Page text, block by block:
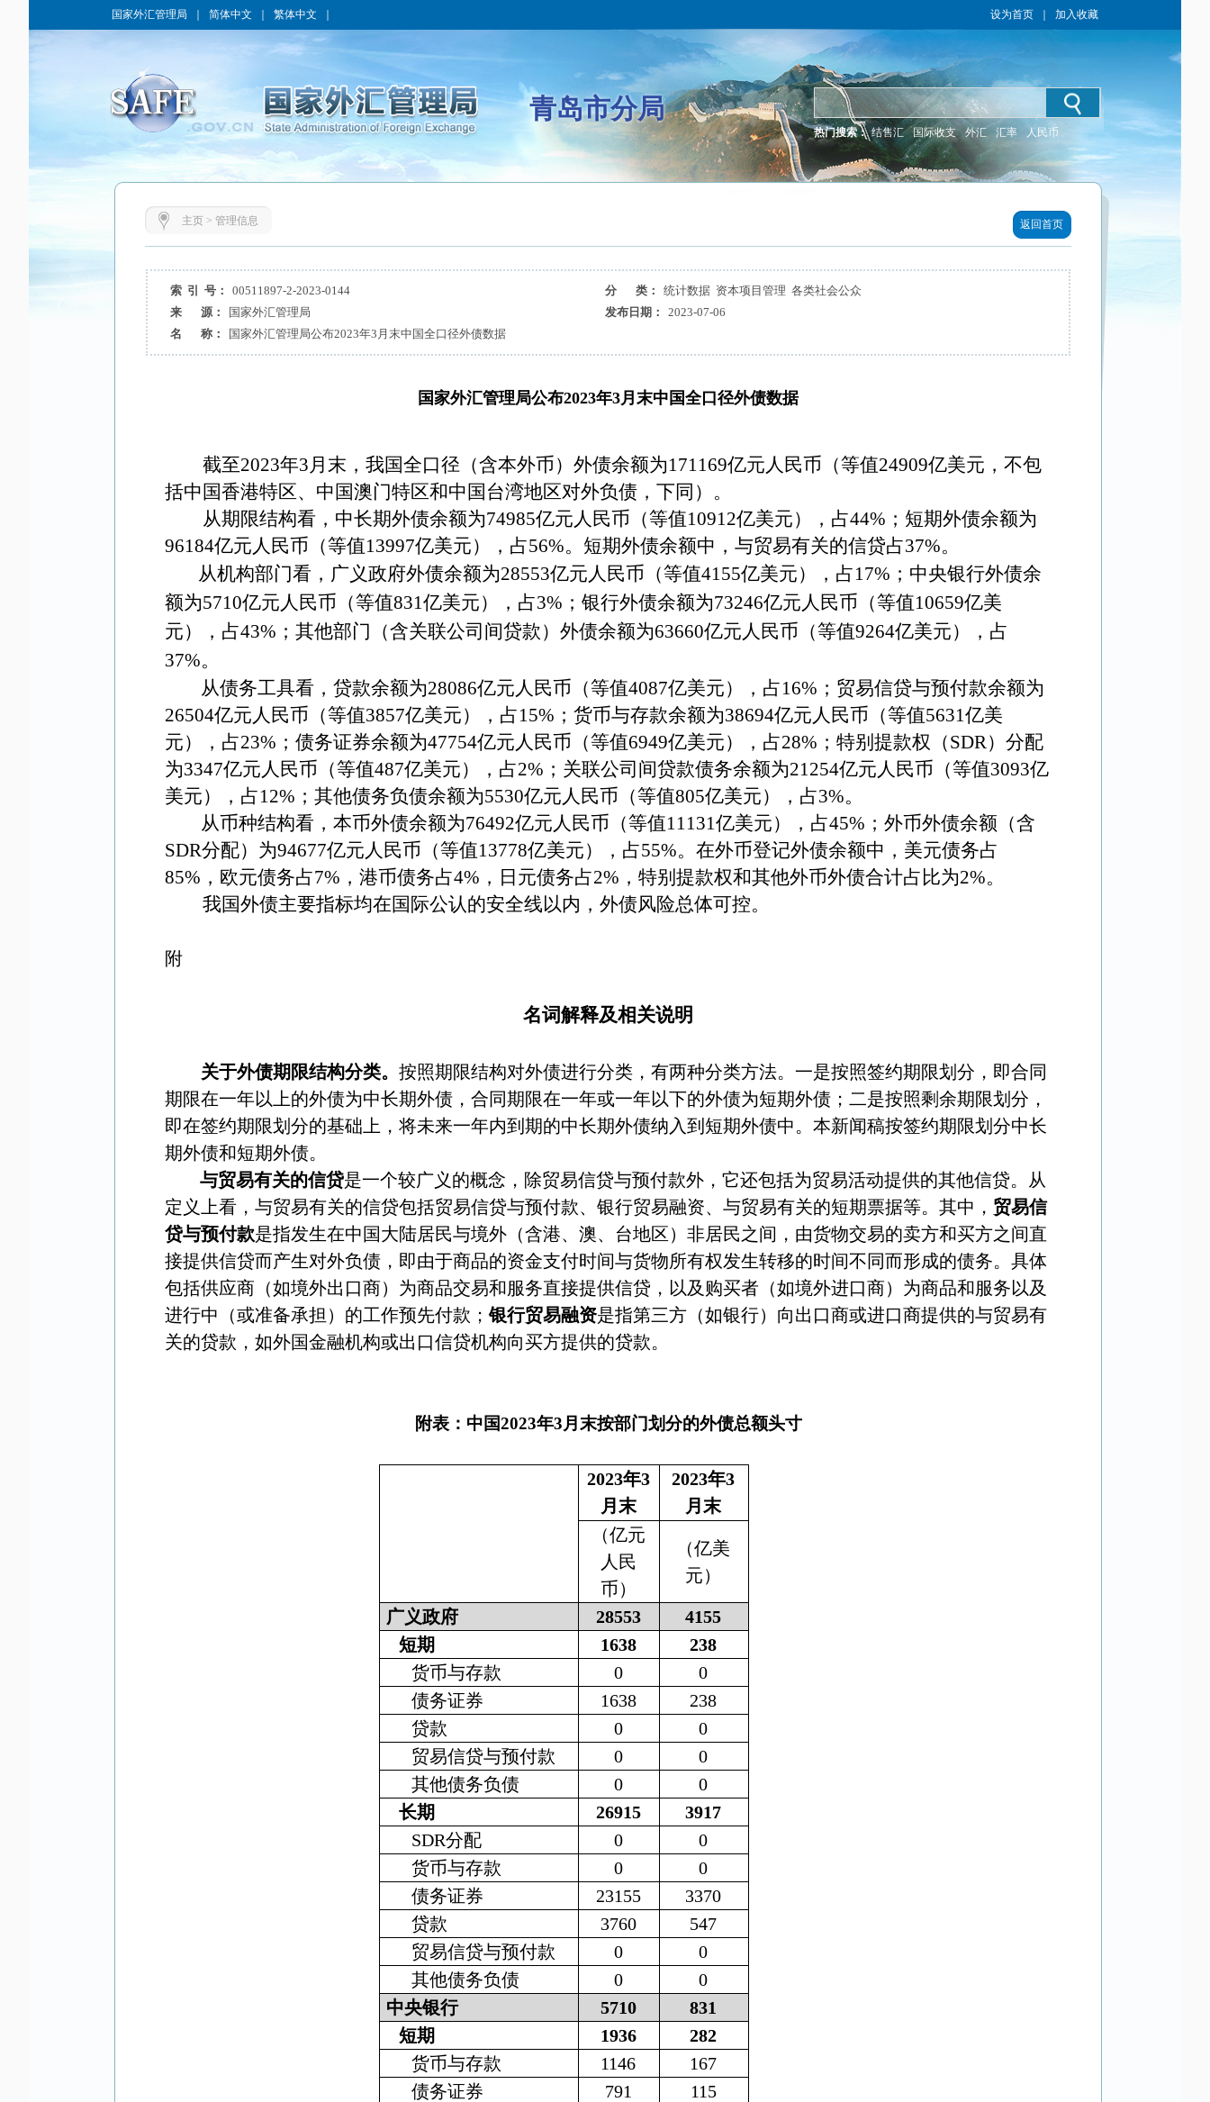
国家外汇管理局 简体中文 繁体中文 设为首页 加入收藏
青岛市分局
热门搜索： 结售汇 国际收支 外汇 汇率 人民币
主页> 管理信息 返回首页
索 引 号： 00511897-2-2023-0144 分 类：
统计数据 资本项目管理 各类社会公众
来 源：
国家外汇管理局 发布日期：
2023-07-06
名 称：
国家外汇管理局公布2023年3月末中国全口径外债数据
国家外汇管理局公布2023年3月末中国全口径外债数据
截至2023年3月末，我国全口径（含本外币）外债余额为171169亿元人民币（等值24909亿美元，不包
括中国香港特区、中国澳门特区和中国台湾地区对外负债，下同）。
从期限结构看，中长期外债余额为74985亿元人民币（等值10912亿美元），占44% ；短期外债余额为
96184亿元人民币（等值13997亿美元），占56%。短期外债余额中，与贸易有关的信贷占37%。
从机构部门看，广义政府外债余额为28553亿元人民币（等值4155亿美元），占17% ；中央银行外债余
额为5710亿元人民币（等值831亿美元），占3% ；银行外债余额为73246亿元人民币（等值10659亿美
元），占43% ；其他部门（含关联公司间贷款）外债余额为63660亿元人民币（等值9264亿美元），占
37%。
从债务工具看，贷款余额为28086亿元人民币（等值4087亿美元），占16% ； 贸易信贷与预付款余额为
26504亿元人民币（等值3857亿美元），占15% ； 货币与存款余额为38694亿元人民币（等值5631亿美
元），占23% ；债务证券余额为47754亿元人民币（等值6949亿美元），占28% ； 特别提款权（SDR）分配
为3347亿元人民币（等值487亿美元），占2% ；关联公司间贷款债务余额为21254亿元人民币（等值3093亿
美元），占12% ；其他债务负债余额为5530亿元人民币（等值805亿美元），占3%。
从币种结构看，本币外债余额为76492亿元人民币（等值11131亿美元），占45% ；外币外债余额（含
SDR分配）为94677亿元人民币（等值13778亿美元），占55%。在外币登记外债余额中，美元债务占
85% ，欧元债务占7% ，港币债务占4% ，日元债务占2% ，特别提款权和其他外币外债合计占比为2%。
我国外债主要指标均在国际公认的安全线以内，外债风险总体可控。
附
名词解释及相关说明
关于外债期限结构分类。 按照期限结构对外债进行分类，有两种分类方法。一是按照签约期限划分，即合同
期限在一年以上的外债为中长期外债，合同期限在一年或一年以下的外债为短期外债；二是按照剩余期限划分，
即在签约期限划分的基础上，将未来一年内到期的中长期外债纳入到短期外债中。本新闻稿按签约期限划分中长
期外债和短期外债。
与贸易有关的信贷是一个较广义的概念，除贸易信贷与预付款外，它还包括为贸易活动提供的其他信贷。从
定义上看，与贸易有关的信贷包括贸易信贷与预付款、银行贸易融资、与贸易有关的短期票据等。其中， 贸易信
贷与预付款是指发生在中国大陆居民与境外（含港、澳、台地区）非居民之间，由货物交易的卖方和买方之间直
接提供信贷而产生对外负债，即由于商品的资金支付时间与货物所有权发生转移的时间不同而形成的债务。具体
包括供应商（如境外出口商）为商品交易和服务直接提供信贷，以及购买者（如境外进口商）为商品和服务以及
进行中（或准备承担）的工作预先付款；银行贸易融资是指第三方（如银行）向出口商或进口商提供的与贸易有
关的贷款，如外国金融机构或出口信贷机构向买方提供的贷款。
附表：中国2023年3月末按部门划分的外债总额头寸
2023年3
月末
2023年3
月末
（亿元
人民
币）
（亿美
元）
广义政府 28553
4155
短期
1638
238
货币与存款
0
0
债务证券
1638
238
贷款
0
0
贸易信贷与预付款
0
0
其他债务负债
0
0
长期
26915
3917
SDR分配 0
0
货币与存款
0
0
债务证券
23155
3370
贷款
3760
547
贸易信贷与预付款
0
0
其他债务负债
0
0
中央银行
5710
831
短期
1936
282
货币与存款
1146
167
债务证券
791
115